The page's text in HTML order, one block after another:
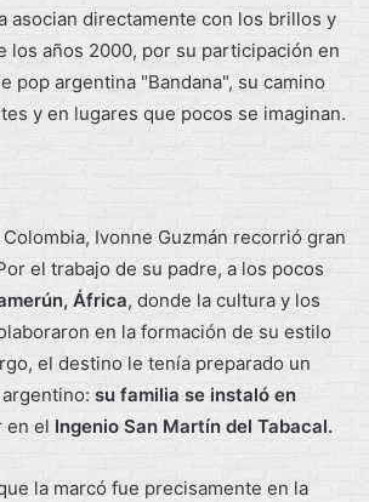
asocian directamente con los brillos y
los años 2000, por su participación en
pop argentina "Bandana", su camino
y en lugares que pocos se imaginan.
Ivonne Guzmán recorrió gran
el trabajo de su padre, a los pocos
África, donde la cultura y los
en la formación de su estilo
el destino le tenía preparado un
su familia se instaló en
en el Ingenio San Martín del Tabacal.
la marcó fue precisamente en la